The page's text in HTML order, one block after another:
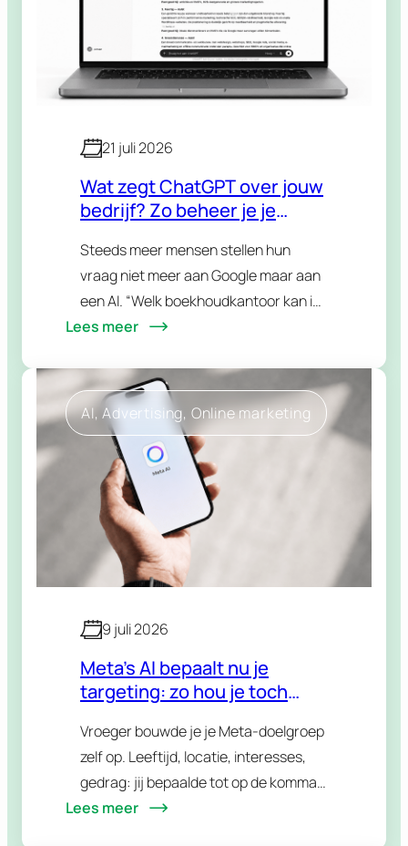
21 juli 2026
Wat zegt ChatGPT over jouw
bedrijf? Zo beheer je je
Steeds meer mensen stellen hun
vraag niet meer aan Google maar aan
een AI. “Welk boekhoudkantoor kan ik
aanraden in mijn regio?” “Is dat merk
alternatieven voor…
Lees meer
AI, Advertising, Online marketing
9 juli 2026
Meta’s AI bepaalt nu je
targeting: zo hou je toch
Vroeger bouwde je je Meta-doelgroep
zelf op. Leeftijd, locatie, interesses,
gedrag: jij bepaalde tot op de komma
wie je advertentie te zien kreeg. In
Lees meer